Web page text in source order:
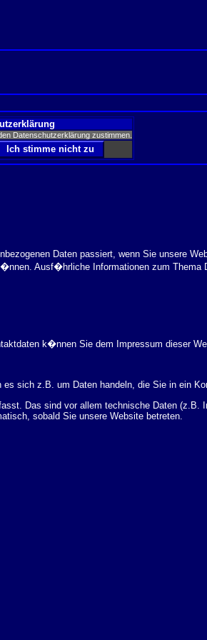
Datenschutzerklärung zustimmen.
Daten passiert, wenn Sie unsere
Ausf�hrliche Informationen zum Thema
k�nnen Sie dem Impressum dieser
sich z.B. um Daten handeln, die Sie in ein
Das sind vor allem technische Daten (z.B.
sobald Sie unsere Website betreten.